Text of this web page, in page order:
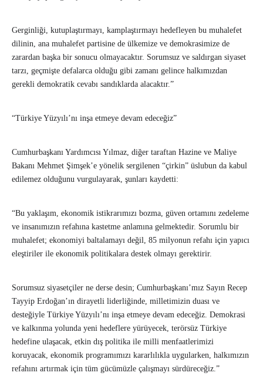
Gerginliği, kutuplaştırmayı, kamplaştırmayı hedefleyen bu muhalefet
dilinin, ana muhalefet partisine de ülkemize ve demokrasimize de
zarardan başka bir sonucu olmayacaktır. Sorumsuz ve saldırgan siyaset
tarzı, geçmişte defalarca olduğu gibi zamanı gelince halkımızdan
gerekli demokratik cevabı sandıklarda alacaktır.”
“Türkiye Yüzyılı’nı inşa etmeye devam edeceğiz”
Cumhurbaşkanı Yardımcısı Yılmaz, diğer taraftan Hazine ve Maliye
Bakanı Mehmet Şimşek’e yönelik sergilenen “çirkin” üslubun da kabul
edilemez olduğunu vurgulayarak, şunları kaydetti:
“Bu yaklaşım, ekonomik istikrarımızı bozma, güven ortamını zedeleme
ve insanımızın refahına kastetme anlamına gelmektedir. Sorumlu bir
muhalefet; ekonomiyi baltalamayı değil, 85 milyonun refahı için yapıcı
eleştiriler ile ekonomik politikalara destek olmayı gerektirir.
Sorumsuz siyasetçiler ne derse desin; Cumhurbaşkanı’mız Sayın Recep
Tayyip Erdoğan’ın dirayetli liderliğinde, milletimizin duası ve
desteğiyle Türkiye Yüzyılı’nı inşa etmeye devam edeceğiz. Demokrasi
ve kalkınma yolunda yeni hedeflere yürüyecek, terörsüz Türkiye
hedefine ulaşacak, etkin dış politika ile milli menfaatlerimizi
koruyacak, ekonomik programımızı kararlılıkla uygularken, halkımızın
refahını artırmak için tüm gücümüzle çalışmayı sürdüreceğiz.”